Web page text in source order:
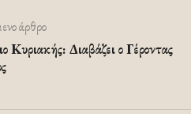
άρθρο
Κυριακής: Διαβάζει ο Γέροντας